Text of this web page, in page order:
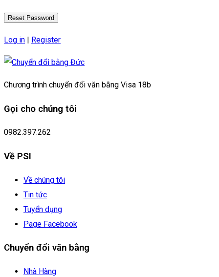
Log in | Register
Chương trình chuyển đổi văn bằng Visa 18b
Gọi cho chúng tôi
0982.397.262
Về PSI
Về chúng tôi
Tin tức
Tuyển dụng
Page Facebook
Chuyển đổi văn bằng
Nhà Hàng